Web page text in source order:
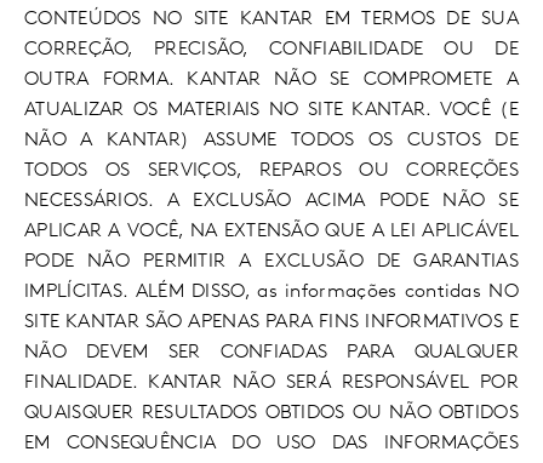
CONTEÚDOS NO SITE KANTAR EM TERMOS DE SUA
CORREÇÃO, PRECISÃO, CONFIABILIDADE OU DE
OUTRA FORMA. KANTAR NÃO SE COMPROMETE A
ATUALIZAR OS MATERIAIS NO SITE KANTAR. VOCÊ (E
NÃO A KANTAR) ASSUME TODOS OS CUSTOS DE
TODOS OS SERVIÇOS, REPAROS OU CORREÇÕES
NECESSÁRIOS. A EXCLUSÃO ACIMA PODE NÃO SE
APLICAR A VOCÊ, NA EXTENSÃO QUE A LEI APLICÁVEL
PODE NÃO PERMITIR A EXCLUSÃO DE GARANTIAS
IMPLÍCITAS. ALÉM DISSO, as informações contidas NO
SITE KANTAR SÃO APENAS PARA FINS INFORMATIVOS E
NÃO DEVEM SER CONFIADAS PARA QUALQUER
FINALIDADE. KANTAR NÃO SERÁ RESPONSÁVEL POR
QUAISQUER RESULTADOS OBTIDOS OU NÃO OBTIDOS
EM CONSEQUÊNCIA DO USO DAS INFORMAÇÕES